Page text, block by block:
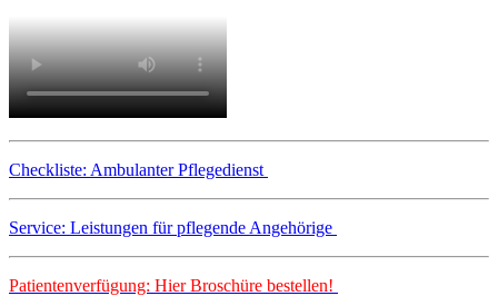
Checkliste: Ambulanter Pflegedienst
Service: Leistungen für pflegende Angehörige
Patientenverfügung: Hier Broschüre bestellen!